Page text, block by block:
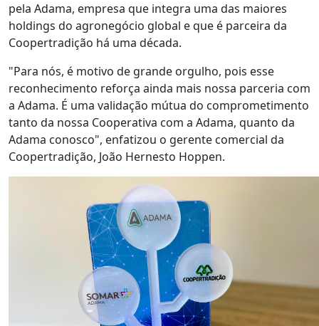
pela Adama, empresa que integra uma das maiores
holdings do agronegócio global e que é parceira da
Coopertradição há uma década.
"Para nós, é motivo de grande orgulho, pois esse
reconhecimento reforça ainda mais nossa parceria com
a Adama. É uma validação mútua do comprometimento
tanto da nossa Cooperativa com a Adama, quanto da
Adama conosco", enfatizou o gerente comercial da
Coopertradição, João Hernesto Hoppen.